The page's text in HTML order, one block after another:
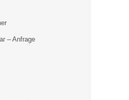
– Anfrage